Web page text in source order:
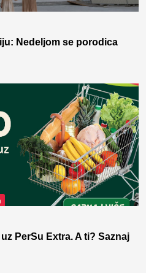
Nedeljom se porodica
PerSu Extra. A ti? Saznaj